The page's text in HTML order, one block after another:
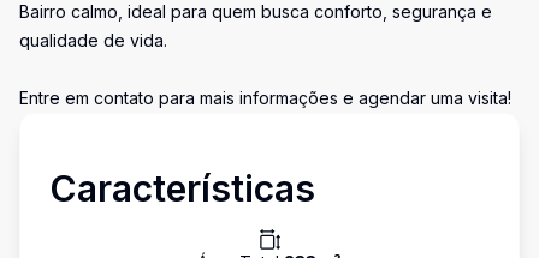
Bairro calmo, ideal para quem busca conforto, segurança e
qualidade de vida.
Entre em contato para mais informações e agendar uma visita!
Características